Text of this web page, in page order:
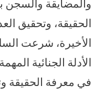
والمضايقة
الحقيقة، وتحقيق
الأخيرة، شرعت
الأدلة الجنائية
في معرفة الحقيقة